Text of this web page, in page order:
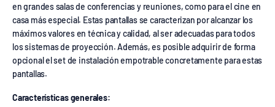
en grandes salas de conferencias y reuniones, como para el cine en
casa más especial. Estas pantallas se caracterizan por alcanzar los
máximos valores en técnica y calidad, al ser adecuadas para todos
los sistemas de proyección. Además, es posible adquirir de forma
opcional el set de instalación empotrable concretamente para estas
pantallas.
Características generales: